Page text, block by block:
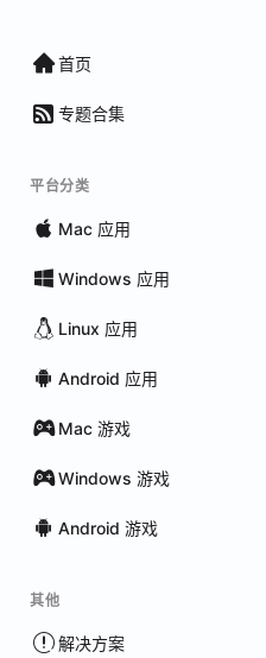
首页
专题合集
平台分类
Mac 应用
Windows 应用
Linux 应用
Android 应用
Mac 游戏
Windows 游戏
Android 游戏
其他
解决方案